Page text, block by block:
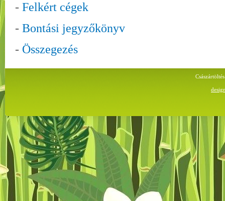
- Felkért cégek
- Bontási jegyzőkönyv
- Összegezés